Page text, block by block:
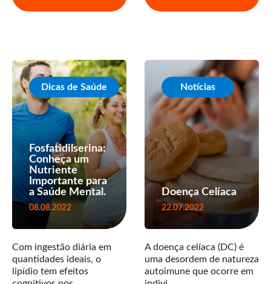
Dicas de Saúde
Fosfatidilserina:
Conheça um
Nutriente
Importante para
a Saúde Mental.
08.08.2022
Com ingestão diária em
quantidades ideais, o
lipídio tem efeitos
Notícias
Doença Celíaca
22.07.2022
A doença celíaca (DC) é
uma desordem de natureza
autoimune que ocorre em